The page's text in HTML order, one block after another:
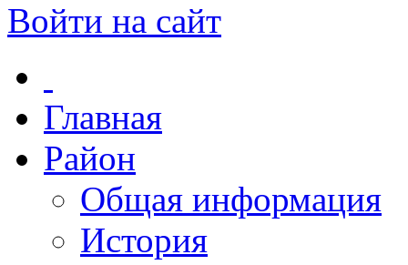
Войти на сайт
Главная
Район
Общая информация
История